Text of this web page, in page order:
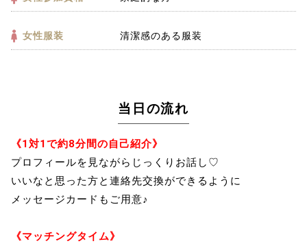
女性服装 清潔感のある服装
当日の流れ
《1対1で約8分間の自己紹介》
プロフィールを見ながらじっくりお話し♡
いいなと思った方と連絡先交換ができるように
メッセージカードもご用意♪
《マッチングタイム》